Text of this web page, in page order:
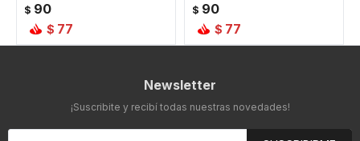
$ 90
$ 77
$ 90
$ 77
Newsletter
¡Suscribite y recibí todas nuestras novedades!